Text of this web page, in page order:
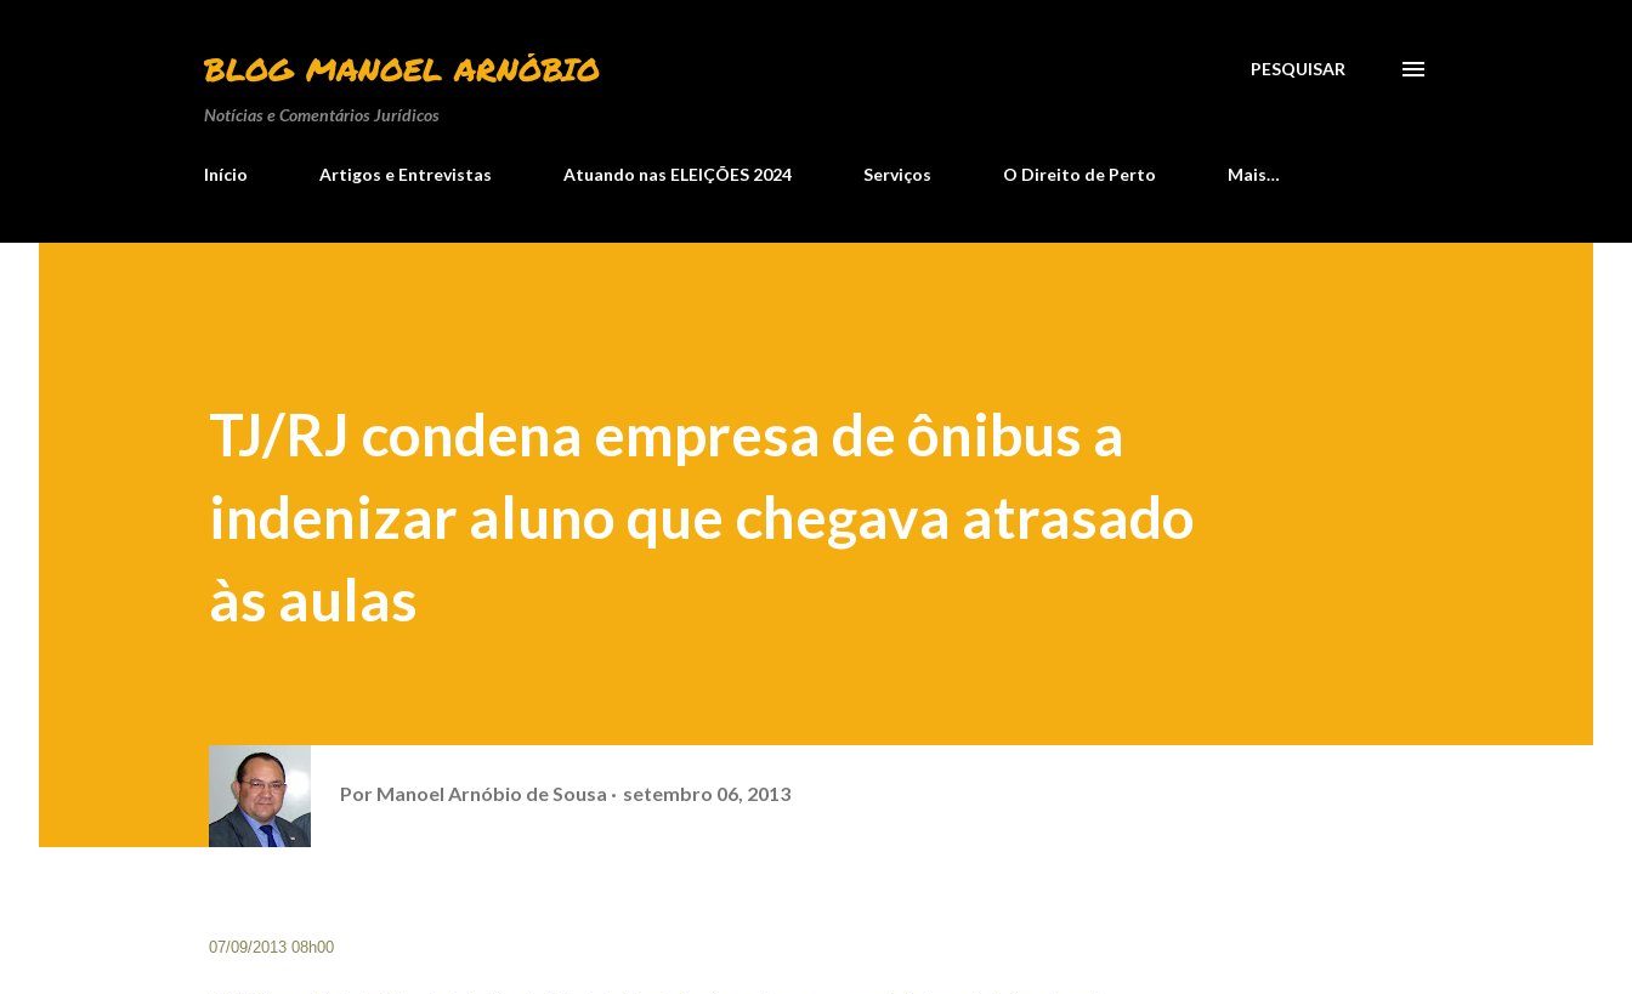
BLOG MANOEL ARNÓBIO
Notícias e Comentários Jurídicos
PESQUISAR
Início Artigos e Entrevistas Atuando nas ELEIÇÕES 2024 Serviços O Direito de Perto Mais…
TJ/RJ condena empresa de ônibus a
indenizar aluno que chegava atrasado
às aulas
Por Manoel Arnóbio de Sousa setembro 06, 2013
07/09/2013 08h00